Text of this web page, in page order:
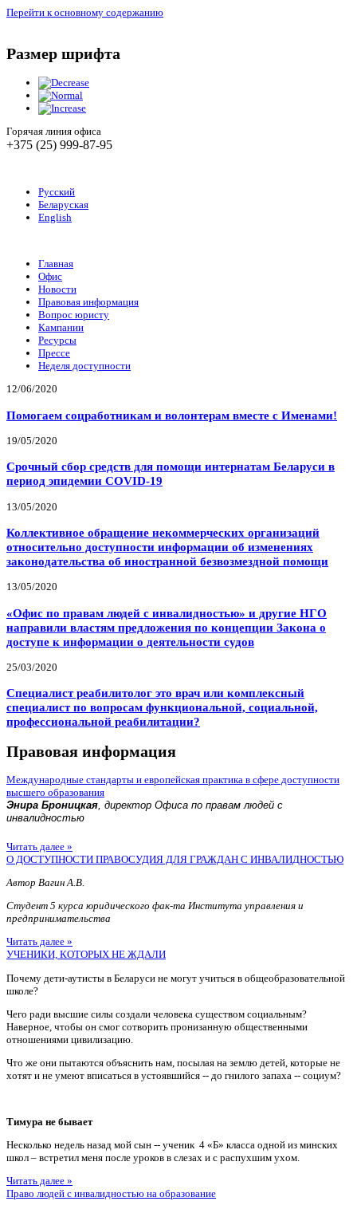
Перейти к основному содержанию
Размер шрифта
Горячая линия офиса
+375 (25) 999-87-95
Русский
Беларуская
English
Главная
Офис
Новости
Правовая информация
Вопрос юристу
Кампании
Ресурсы
Прессе
Неделя доступности
12/06/2020
Помогаем соцработникам и волонтерам вместе с Именами!
19/05/2020
Срочный сбор средств для помощи интернатам Беларуси в
период эпидемии COVID-19
13/05/2020
Коллективное обращение некоммерческих организаций
относительно доступности информации об изменениях
законодательства об иностранной безвозмездной помощи
13/05/2020
«Офис по правам людей с инвалидностью» и другие НГО
направили властям предложения по концепции Закона о
доступе к информации о деятельности судов
25/03/2020
Специалист реабилитолог это врач или комплексный
специалист по вопросам функциональной, социальной,
профессиональной реабилитации?
Правовая информация
Международные стандарты и европейская практика в сфере доступности
высшего образования
Энира Броницкая, директор Офиса по правам людей с
инвалидностью
Читать далее »
О ДОСТУПНОСТИ ПРАВОСУДИЯ ДЛЯ ГРАЖДАН С ИНВАЛИДНОСТЬЮ
Автор Вагин А.В.
Студент 5 курса юридического фак-та Института управления и
предпринимательства
Читать далее »
УЧЕНИКИ, КОТОРЫХ НЕ ЖДАЛИ
Почему дети-аутисты в Беларуси не могут учиться в общеобразовательной
школе?
Чего ради высшие силы создали человека существом социальным?
Наверное, чтобы он смог сотворить пронизанную общественными
отношениями цивилизацию.
Что же они пытаются объяснить нам, посылая на землю детей, которые не
хотят и не умеют вписаться в устоявшийся -- до гнилого запаха -- социум?
Тимура не бывает
Несколько недель назад мой сын -- ученик 4 «Б» класса одной из минских
школ – встретил меня после уроков в слезах и с распухшим ухом.
Читать далее »
Право людей с инвалидностью на образование